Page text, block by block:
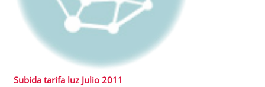
Subida tarifa luz Julio 2011